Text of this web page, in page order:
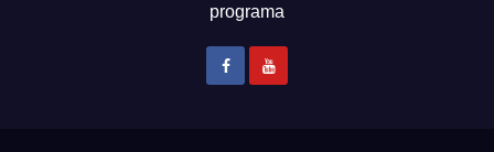
programa